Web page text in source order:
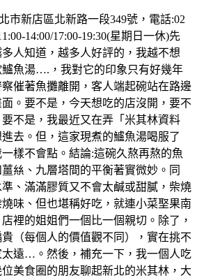
市新店區北新路一段349號，電話:02
14:00/17:00-19:30(星期日一休)先
人知道，越多人好評的，我越不想
魚湯….，我對它的印象只有好幾年
催著魚攤離開，客人端起碗站在路邊
。要不是，今天想吃的店沒開，要不
不是，我最近又在弄「米其林資料
去。但，這家現煮的鱸魚湯喝服了
樣不會點。結論:這碗久熬再熬的魚
𢇃、九層塔間的平衡著實微妙。同
、滿滿膠質又不會太鹹或甜膩，柴燒
味、但也堪稱好吃，就連小菜埾果南
裡的姐姐們一個比一個親切。除了，
（每個人的價值觀不同），實在挑不
遠…。然後，補充一下，我一個人吃
美食圈的朋友聊起新北的米其林，大